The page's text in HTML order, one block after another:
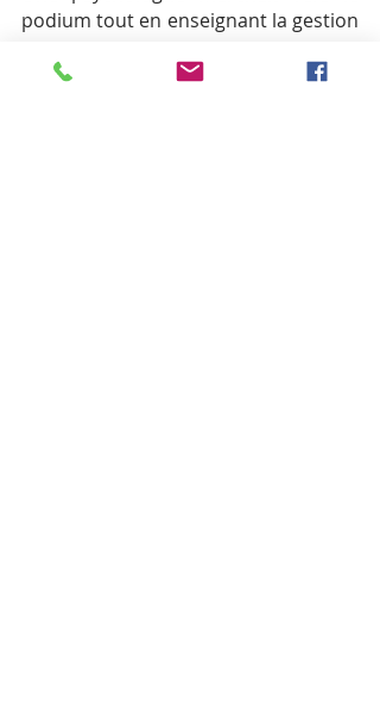
podium tout en enseignant la gestion
Comme elle a soulevé un verre d’eau,